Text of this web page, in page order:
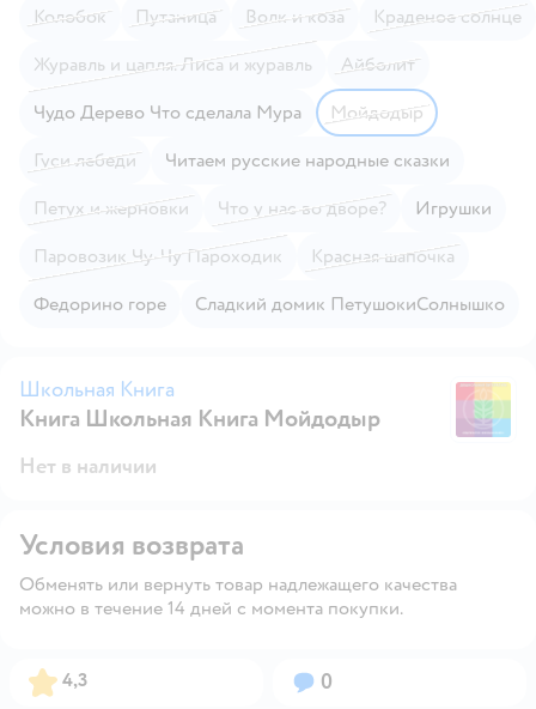
Колобок
Путаница Волк и коза
Краденое солнце
Журавль и цапля. Лиса и журавль
Айболит
Чудо Дерево Что сделала Мура
Мойдодыр
Гуси лебеди
Читаем русские народные сказки
Петух и жерновки
Что у нас во дворе?
Игрушки
Паровозик Чу-Чу Пароходик
Красная шапочка
Федорино горе
Сладкий домик ПетушокиСолнышко
Школьная Книга
Книга Школьная Книга Мойдодыр
Нет в наличии
Условия возврата
Обменять или вернуть товар надлежащего качества
можно в течение 14 дней с момента покупки.
Рейтинг:
4,3 Вопросов:
0